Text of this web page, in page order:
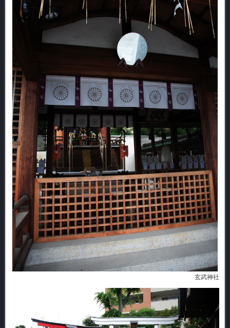
玄武神社